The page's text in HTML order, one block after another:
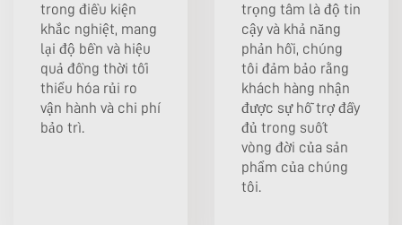
trong điều kiện
khắc nghiệt, mang
lại độ bền và hiệu
quả đồng thời tối
thiểu hóa rủi ro
vận hành và chi phí
bảo trì.
trọng tâm là độ tin
cậy và khả năng
phản hồi, chúng
tôi đảm bảo rằng
khách hàng nhận
được sự hỗ trợ đầy
đủ trong suốt
vòng đời của sản
phẩm của chúng
tôi.